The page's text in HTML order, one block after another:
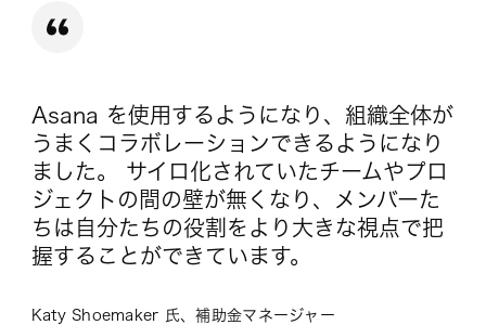
Asana を使用するようになり、組織全体が
うまくコラボレーションできるようになり
ました。 サイロ化されていたチームやプロ
ジェクトの間の壁が無くなり、メンバーた
ちは自分たちの役割をより大きな視点で把
握することができています。
Katy Shoemaker 氏、補助金マネージャー